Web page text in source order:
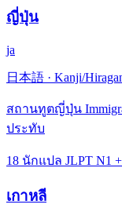
ญี่ปุ่น
ja
日本語 · Kanji/
สถานทูตญี่ปุ่น
ประทับ
18 นักแปล JLPT N1 +
เกาหลี